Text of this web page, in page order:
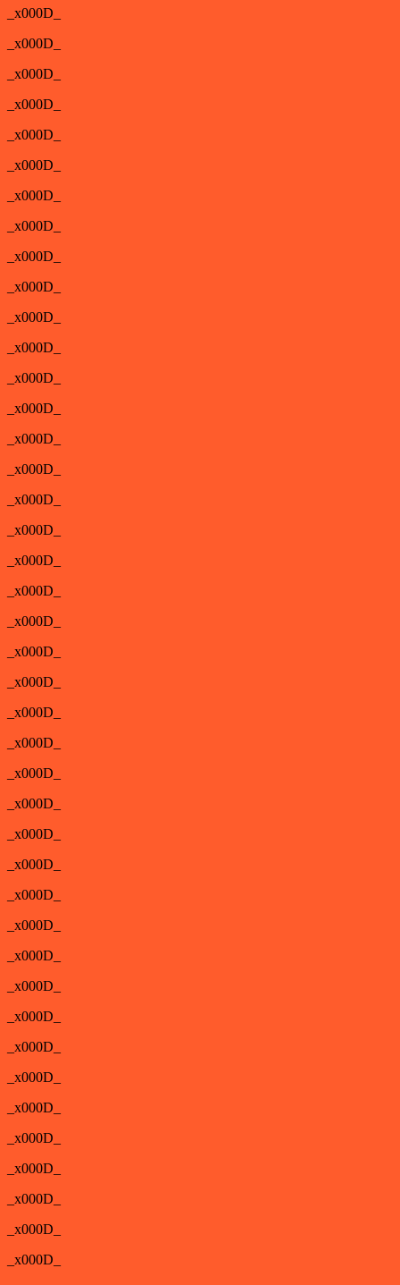
_x000D_
_x000D_
_x000D_
_x000D_
_x000D_
_x000D_
_x000D_
_x000D_
_x000D_
_x000D_
_x000D_
_x000D_
_x000D_
_x000D_
_x000D_
_x000D_
_x000D_
_x000D_
_x000D_
_x000D_
_x000D_
_x000D_
_x000D_
_x000D_
_x000D_
_x000D_
_x000D_
_x000D_
_x000D_
_x000D_
_x000D_
_x000D_
_x000D_
_x000D_
_x000D_
_x000D_
_x000D_
_x000D_
_x000D_
_x000D_
_x000D_
_x000D_